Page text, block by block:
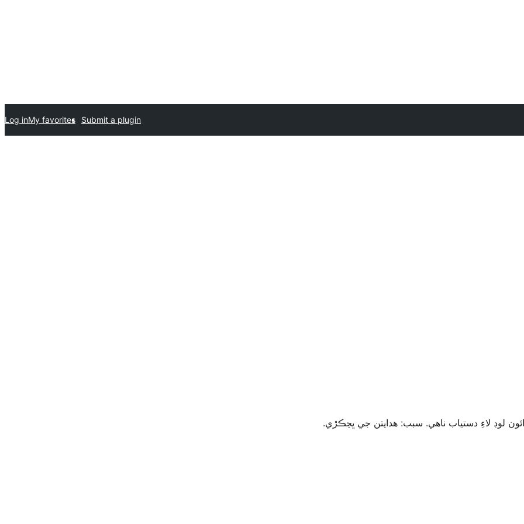
Submit a plugin
My favorites
Log in